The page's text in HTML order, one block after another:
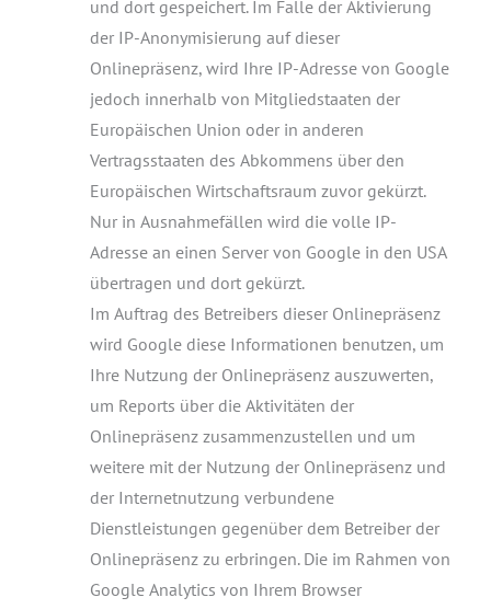
und dort gespeichert. Im Falle der Aktivierung
der IP-Anonymisierung auf dieser
Onlinepräsenz, wird Ihre IP-Adresse von Google
jedoch innerhalb von Mitgliedstaaten der
Europäischen Union oder in anderen
Vertragsstaaten des Abkommens über den
Europäischen Wirtschaftsraum zuvor gekürzt.
Nur in Ausnahmefällen wird die volle IP-
Adresse an einen Server von Google in den USA
übertragen und dort gekürzt.
Im Auftrag des Betreibers dieser Onlinepräsenz
wird Google diese Informationen benutzen, um
Ihre Nutzung der Onlinepräsenz auszuwerten,
um Reports über die Aktivitäten der
Onlinepräsenz zusammenzustellen und um
weitere mit der Nutzung der Onlinepräsenz und
der Internetnutzung verbundene
Dienstleistungen gegenüber dem Betreiber der
Onlinepräsenz zu erbringen. Die im Rahmen von
Google Analytics von Ihrem Browser